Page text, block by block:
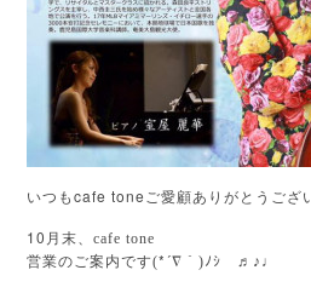
いつも cafe tone ご愛顧ありがとうござ
10 月末、cafe tone
営業のご案内です(*´∇ ｀)ﾉｼ ♬♪♩